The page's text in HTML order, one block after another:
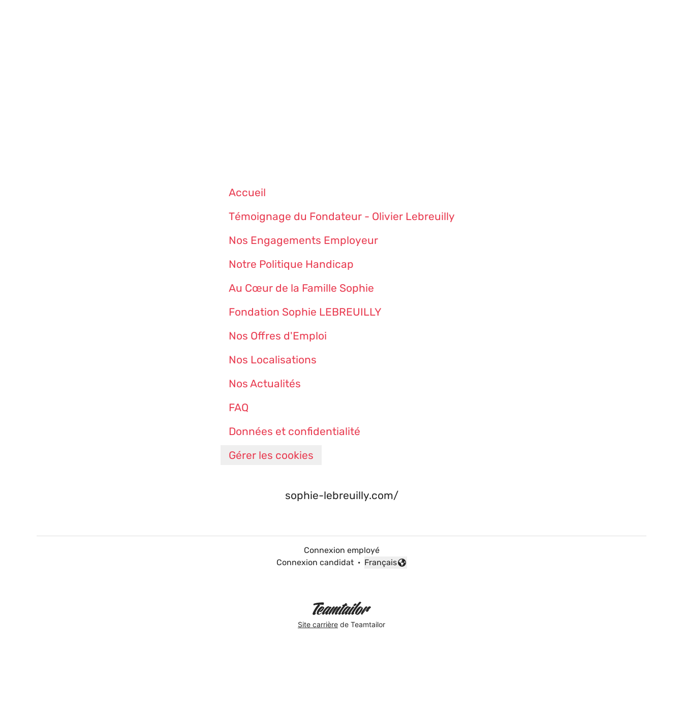
Accueil
Témoignage du Fondateur - Olivier Lebreuilly
Nos Engagements Employeur
Notre Politique Handicap
Au Cœur de la Famille Sophie
Fondation Sophie LEBREUILLY
Nos Offres d'Emploi
Nos Localisations
Nos Actualités
FAQ
Données et confidentialité
Gérer les cookies
sophie-lebreuilly.com/
Connexion employé
Connexion candidat ·
Changer la langue
Français
Site carrière de Teamtailor